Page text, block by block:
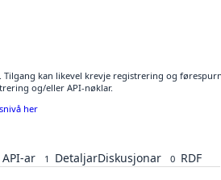
kan likevel krevje registrering og
og/eller API-nøklar.
her
ar 1 DetaljarDiskusjonar 0 RDF